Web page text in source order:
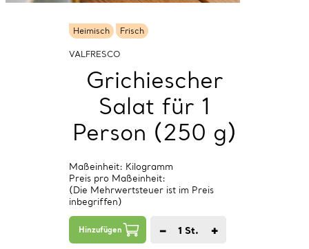
Heimisch Frisch
VALFRESCO
Grichiescher
Salat für 1
Person (250 g)
Maßeinheit: Kilogramm
Preis pro Maßeinheit:
(Die Mehrwertsteuer ist im Preis
inbegriffen)
Hinzufügen − 1 St. +